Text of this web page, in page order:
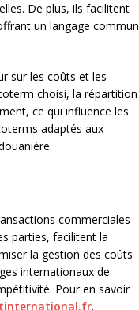
De plus, ils facilitent
un langage commun
sur les coûts et les
choisi, la répartition
ce qui influence les
adaptés aux
commerciales
parties, facilitent la
la gestion des coûts
internationaux de
Pour en savoir
.